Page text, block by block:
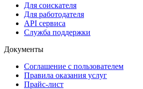
Для соискателя
Для работодателя
API сервиса
Служба поддержки
Документы
Соглашение с пользователем
Правила оказания услуг
Прайс-лист